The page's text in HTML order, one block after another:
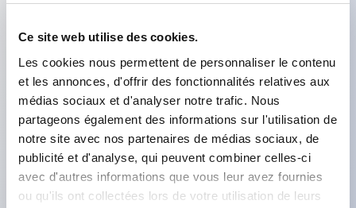
Ce site web utilise des cookies.
Les cookies nous permettent de personnaliser le contenu
et les annonces, d'offrir des fonctionnalités relatives aux
médias sociaux et d'analyser notre trafic. Nous
partageons également des informations sur l'utilisation de
notre site avec nos partenaires de médias sociaux, de
publicité et d'analyse, qui peuvent combiner celles-ci
avec d'autres informations que vous leur avez fournies
ou qu'ils ont collectées lors de votre utilisation de leurs
Profondeur du panneau de 39,9 mm (*bloc de
contact à 11 étages), 59,9 mm (*bloc de contact à
22 étages). Conception peu encombrante
Structure de sécurité de 3e génération :
déclenchement à 2 actions, garde intégrée,
structure de protection des doigts IP20.